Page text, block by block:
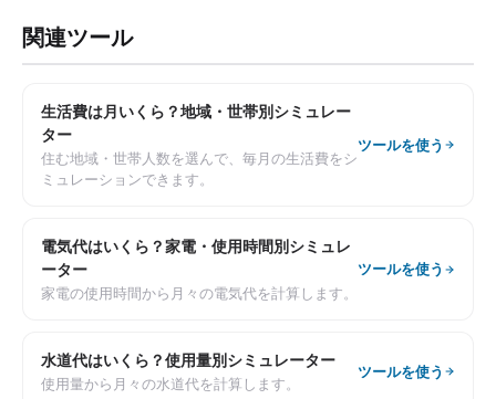
関連ツール
生活費は月いくら？地域・世帯別シミュレー
ター
住む地域・世帯人数を選んで、毎月の生活費をシ
ミュレーションできます。
ツールを使う
電気代はいくら？家電・使用時間別シミュレ
ーター
家電の使用時間から月々の電気代を計算します。
ツールを使う
水道代はいくら？使用量別シミュレーター
使用量から月々の水道代を計算します。
ツールを使う